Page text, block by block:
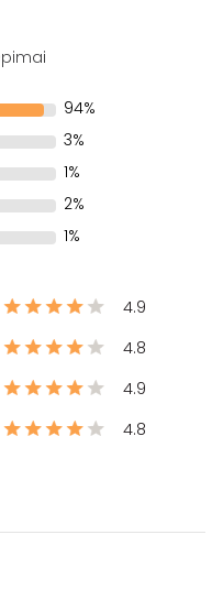
94%
3%
1%
2%
1%
4.9
4.8
4.9
4.8